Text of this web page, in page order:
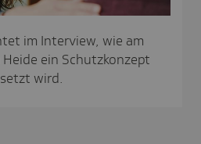
im Interview, wie am
ein Schutzkonzept
wird.